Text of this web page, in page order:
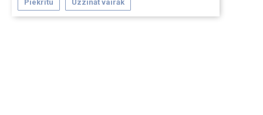
Piekrītu Uzzināt vairāk